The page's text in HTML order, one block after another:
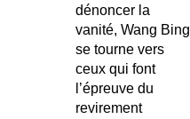
dénoncer la
vanité, Wang Bing
se tourne vers
ceux qui font
l’épreuve du
revirement